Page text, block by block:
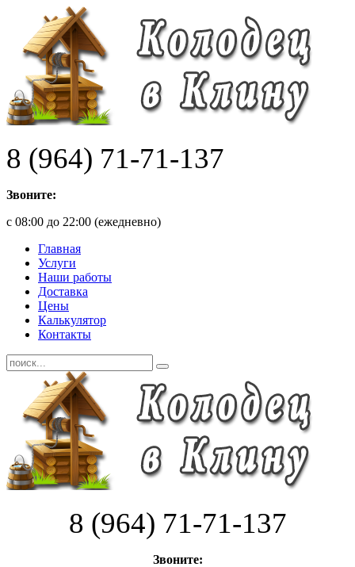
8 (964) 71-71-137
Звоните:
с 08:00 до 22:00 (ежедневно)
Главная
Услуги
Наши работы
Доставка
Цены
Калькулятор
Контакты
8 (964) 71-71-137
Звоните: